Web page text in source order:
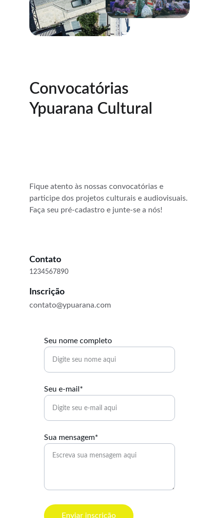
Convocatórias
Ypuarana Cultural
Fique atento às nossas convocatórias e
participe dos projetos culturais e audiovisuais.
Faça seu pré-cadastro e junte-se a nós!
Contato
1234567890
Inscrição
contato@ypuarana.com
Seu nome completo
Seu e-mail*
Sua mensagem*
Enviar inscrição